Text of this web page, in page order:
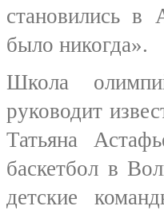
становились в
было никогда».
Школа
руководит
Татьяна
баскетбол в
детские